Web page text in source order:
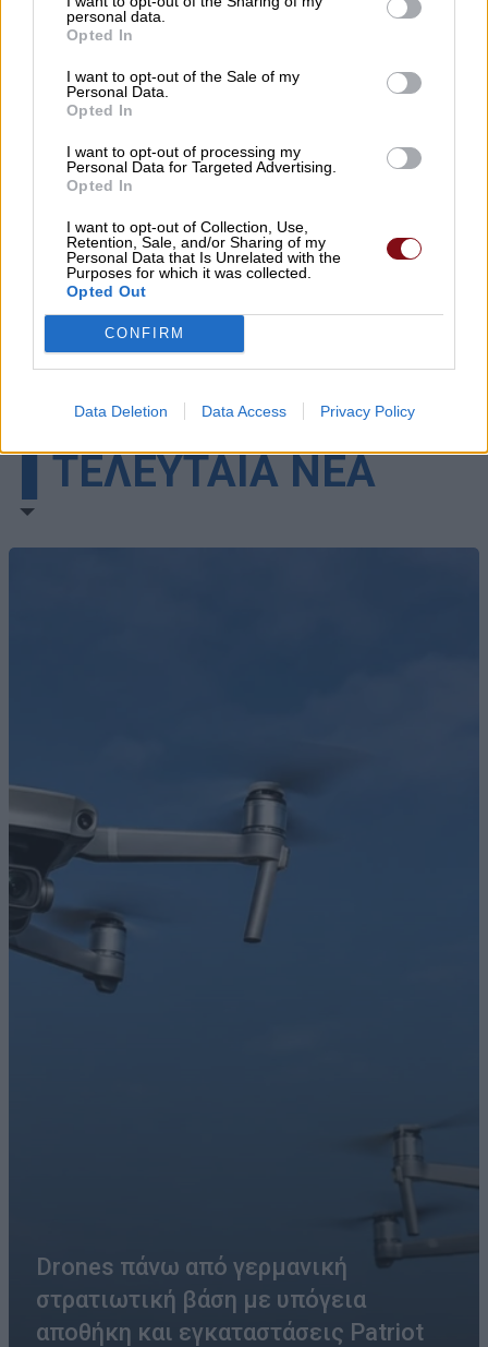
personal data.
Opted In
I want to opt-out of the Sale of my
Personal Data.
Opted In
I want to opt-out of processing my
Personal Data for Targeted Advertising.
Opted In
I want to opt-out of Collection, Use,
Retention, Sale, and/or Sharing of my
Personal Data that Is Unrelated with the
Purposes for which it was collected.
Opted Out
CONFIRM
Data Deletion Data Access Privacy Policy
▌ΤΕΛΕΥΤΑΙΑ ΝΕΑ
Drones πάνω από γερμανική
στρατιωτική βάση με υπόγεια
αποθήκη και εγκαταστάσεις Patriot